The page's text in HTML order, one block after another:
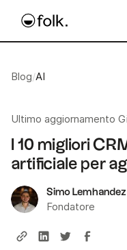
Blog/AI
Ultimo aggiornamento
I 10 migliori
artificiale per
Simo Lemhandez
Fondatore